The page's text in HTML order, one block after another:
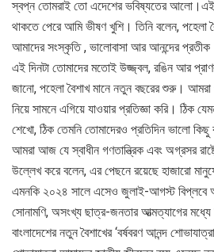
স্বপ্ন তোমরাই তো এদেশের ভবিষ্যতের আলো।এই
থাকতে পেরে আমি ভীষণ খুশি। তিনি বলেন, পহেলা
আমাদের সংস্কৃতি , ভালোবাসা আর আনন্দের
এই দিনটা তোমাদের মতোই উজ্জ্বল, রঙিন আর
জানো, পহেলা বৈশাখ মানে নতুন বছরের শুরু।
নিয়ে সামনে এগিয়ে যাওয়ার প্রতিজ্ঞা করি। ঠিক
শেখো, ঠিক তেমনি তোমাদেরও প্রতিদিন ভালো কিছু
আমরা আজ যে স্বাধীন গণতান্ত্রিক এবং অগ্রসর
উল্লেখ করে বলেন, এর পেছনে রয়েছে হাজারো
এমনকি ২০২৪ সালে এসেও জুলাই-আগস্ট বিপ্লবে
সোনামণি, অসংখ্য ছাত্র-জনতার আত্মত্যাগের
বাংলাদেশের নতুন বৈশাখের ‘বর্ষবরণ আনন্দ